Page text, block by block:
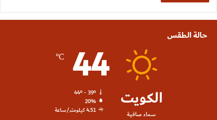
حالة الطقس
الكويت
سماء صافية
44
℃
44º - 39º
20%
4.51 كيلومتر/ساعة